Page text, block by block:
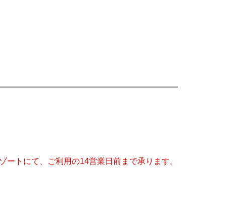
トにて、ご利用の14営業日前まで承ります。